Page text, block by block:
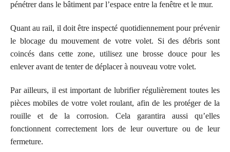
pénétrer dans le bâtiment par l’espace entre la fenêtre et le mur.
Quant au rail, il doit être inspecté quotidiennement pour prévenir
le blocage du mouvement de votre volet. Si des débris sont
coincés dans cette zone, utilisez une brosse douce pour les
enlever avant de tenter de déplacer à nouveau votre volet.
Par ailleurs, il est important de lubrifier régulièrement toutes les
pièces mobiles de votre volet roulant, afin de les protéger de la
rouille et de la corrosion. Cela garantira aussi qu’elles
fonctionnent correctement lors de leur ouverture ou de leur
fermeture.